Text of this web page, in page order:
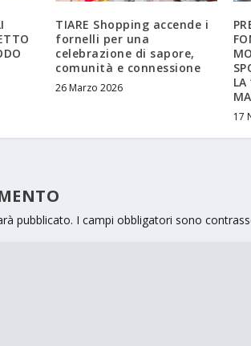
TIARE Shopping accende i
fornelli per una
celebrazione di sapore,
comunità e connessione
26 Marzo 2026
LA
17
pubblicato. I campi obbligatori sono